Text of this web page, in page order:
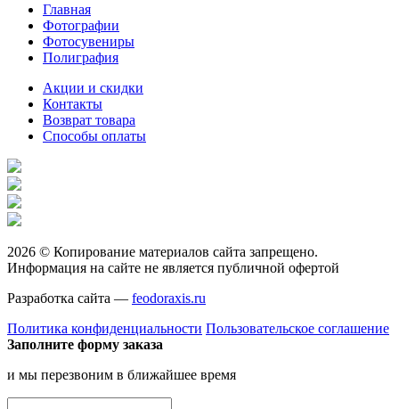
Главная
Фотографии
Фотосувениры
Полиграфия
Акции и скидки
Контакты
Возврат товара
Способы оплаты
2026 © Копирование материалов сайта запрещено.
Информация на сайте не является публичной офертой
Разработка сайта — feodoraxis.ru
Политика конфиденциальности Пользовательское соглашение
Заполните форму заказа
и мы перезвоним в ближайшее время